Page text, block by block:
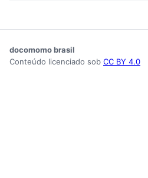
docomomo brasil
Conteúdo licenciado sob CC BY 4.0